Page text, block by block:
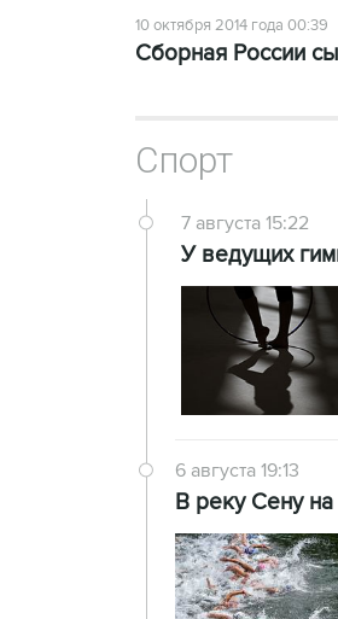
10 октября 2014 года 00:39
Сборная России
Спорт
7 августа 15:22
У ведущих
6 августа 19:13
В реку Сену